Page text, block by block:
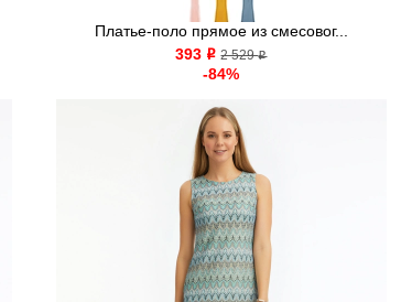
Платье-поло прямое из смесовог...
393 o 2 529o
-84%